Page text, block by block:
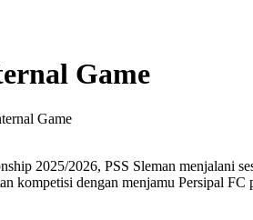
Game
Game
2025/2026, PSS Sleman menjalani
kompetisi dengan menjamu Persipal